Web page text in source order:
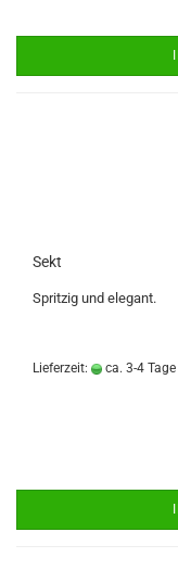
Sekt
Spritzig und elegant.
Lieferzeit: ca. 3-4 Tage